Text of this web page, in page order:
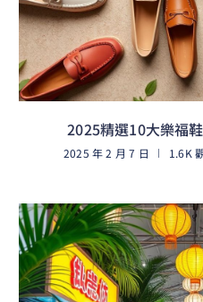
2025精選10大樂福
2025 年 2 月 7 日 1.6K